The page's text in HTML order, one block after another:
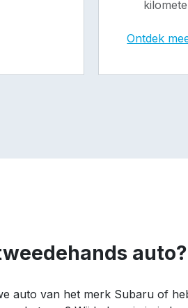
Ontdek
auto?
auto van het merk Subaru of